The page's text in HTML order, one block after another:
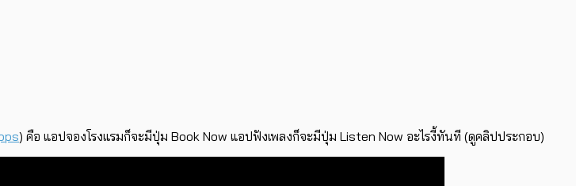
) คือ แอปจองโรงแรมก็จะมีปุ่ม Book Now แอปฟังเพลงก็จะมีปุ่ม Listen Now อะไรงี้ทันที (ดูคลิปประกอบ)